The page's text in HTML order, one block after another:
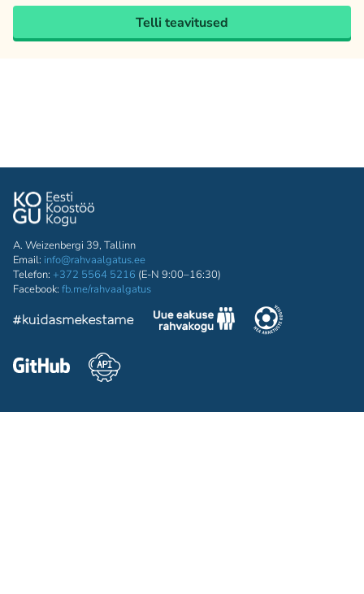
Telli teavitused
A. Weizenbergi 39, Tallinn
Email: info@rahvaalgatus.ee
Telefon: +372 5564 5216 (E-N 9:00–16:30)
Facebook: fb.me/rahvaalgatus